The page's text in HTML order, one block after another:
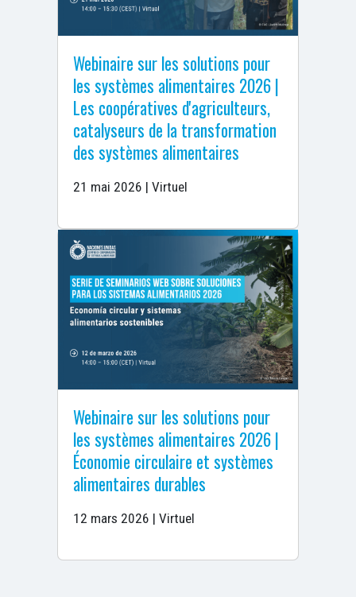
Webinaire sur les solutions pour
les systèmes alimentaires 2026 |
Les coopératives d'agriculteurs,
catalyseurs de la transformation
des systèmes alimentaires
21 mai 2026 | Virtuel
Webinaire sur les solutions pour
les systèmes alimentaires 2026 |
Économie circulaire et systèmes
alimentaires durables
12 mars 2026 | Virtuel